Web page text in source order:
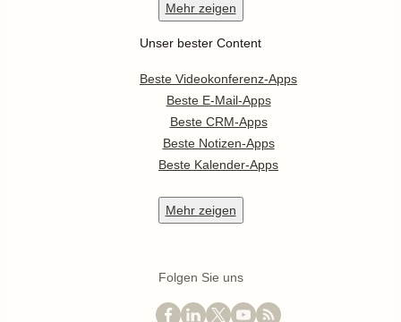
Mehr zeigen
Unser bester Content
Beste Videokonferenz-Apps
Beste E-Mail-Apps
Beste CRM-Apps
Beste Notizen-Apps
Beste Kalender-Apps
Mehr zeigen
Folgen Sie uns